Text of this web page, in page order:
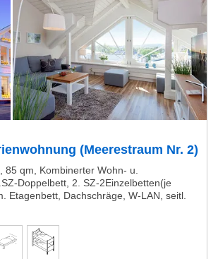
(Meerestraum Nr. 2)
85 qm, Kombinerter Wohn- u.
Doppelbett, 2. SZ-2Einzelbetten(je
Etagenbett, Dachschräge, W-LAN, seitl.